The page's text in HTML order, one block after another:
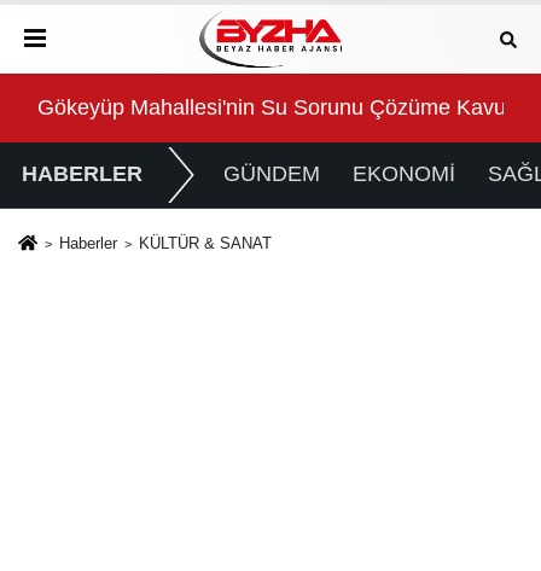
Gökeyüp Mahallesi'nin Su Sorunu Çözüme
HABERLER GÜNDEM EKONOMİ
Haberler KÜLTÜR & SANAT